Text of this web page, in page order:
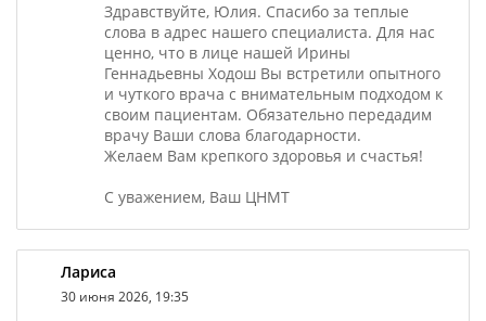
Здравствуйте, Юлия. Спасибо за теплые
слова в адрес нашего специалиста. Для нас
ценно, что в лице нашей Ирины
Геннадьевны Ходош Вы встретили опытного
и чуткого врача с внимательным подходом к
своим пациентам. Обязательно передадим
врачу Ваши слова благодарности.
Желаем Вам крепкого здоровья и счастья!
С уважением, Ваш ЦНМТ
Лариса
30 июня 2026, 19:35